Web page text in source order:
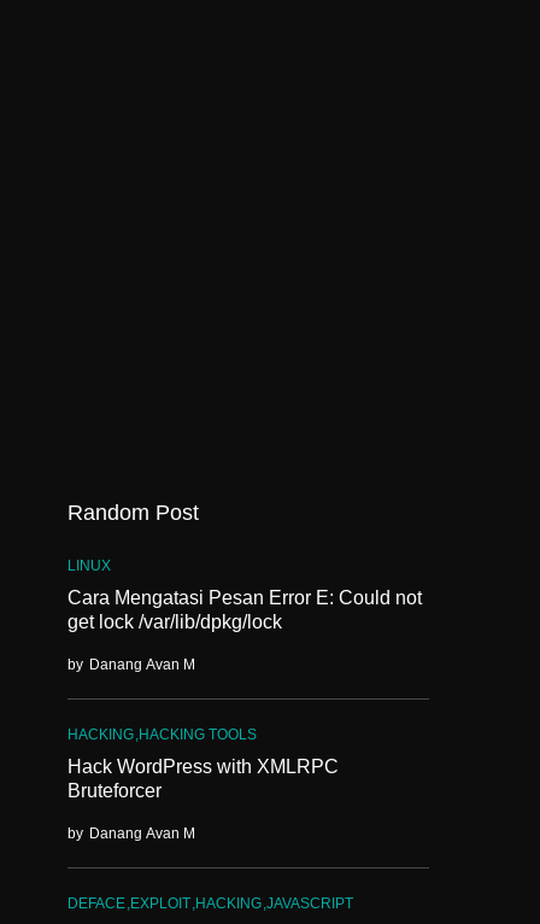
Random Post
LINUX
Cara Mengatasi Pesan Error E: Could not
get lock /var/lib/dpkg/lock
by Danang Avan M
HACKING HACKING TOOLS
Hack WordPress with XMLRPC
Bruteforcer
by Danang Avan M
DEFACE EXPLOIT HACKING JAVASCRIPT